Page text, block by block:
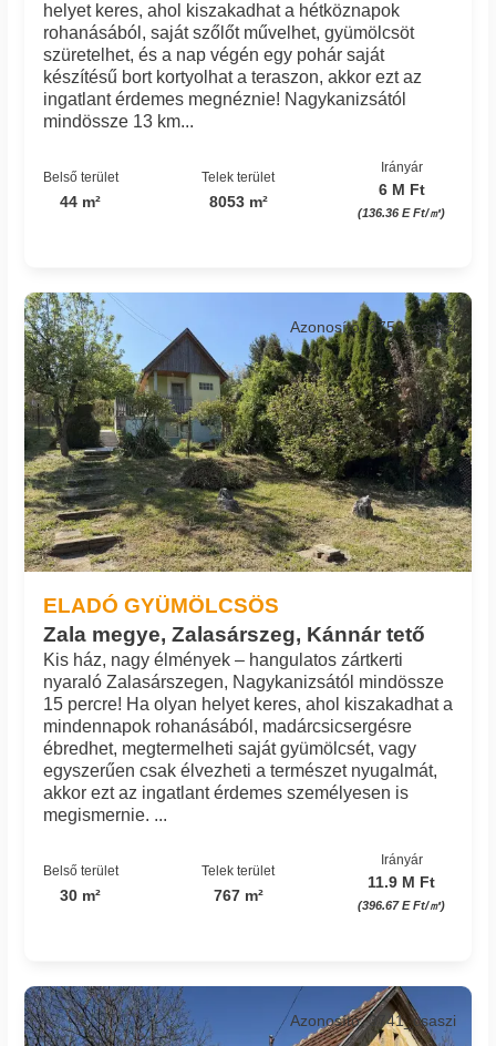
helyet keres, ahol kiszakadhat a hétköznapok
rohanásából, saját szőlőt művelhet, gyümölcsöt
szüretelhet, és a nap végén egy pohár saját
készítésű bort kortyolhat a teraszon, akkor ezt az
ingatlant érdemes megnéznie! Nagykanizsától
mindössze 13 km...
Belső terület
44 m²
Telek terület
8053 m²
Irányár
6 M Ft
(136.36 E Ft/㎡)
ELADÓ GYÜMÖLCSÖS
Zala megye, Zalasárszeg, Kánnár tető
Azonosító: 3758_csaszi
Kis ház, nagy élmények – hangulatos zártkerti
nyaraló Zalasárszegen, Nagykanizsától mindössze
15 percre! Ha olyan helyet keres, ahol kiszakadhat a
mindennapok rohanásából, madárcsicsergésre
ébredhet, megtermelheti saját gyümölcsét, vagy
egyszerűen csak élvezheti a természet nyugalmát,
akkor ezt az ingatlant érdemes személyesen is
megismernie. ...
Belső terület
30 m²
Telek terület
767 m²
Irányár
11.9 M Ft
(396.67 E Ft/㎡)
Azonosító: 3741_csaszi